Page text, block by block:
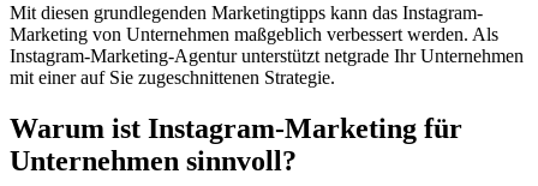
Mit diesen grundlegenden Marketingtipps kann das Instagram-
Marketing von Unternehmen maßgeblich verbessert werden. Als
Instagram-Marketing-Agentur unterstützt netgrade Ihr Unternehmen
mit einer auf Sie zugeschnittenen Strategie.
Warum ist Instagram-Marketing für
Unternehmen sinnvoll?